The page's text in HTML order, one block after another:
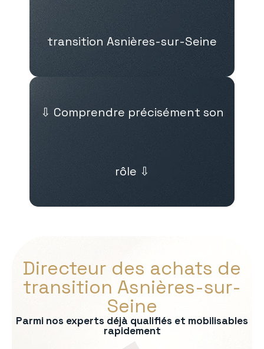
transition Asnières-sur-Seine
⇩ Comprendre précisément son
rôle ⇩
Directeur des achats de
transition Asnières-sur-
Seine
Parmi nos experts déjà qualifiés et mobilisables
rapidement